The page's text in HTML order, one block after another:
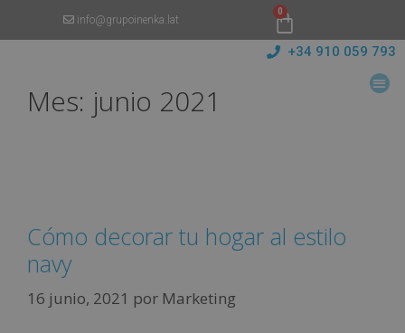
info@grupoinenka.lat
0
+34 910 059 793
Mes: junio 2021
Cómo decorar tu hogar al estilo
navy
16 junio, 2021 por Marketing